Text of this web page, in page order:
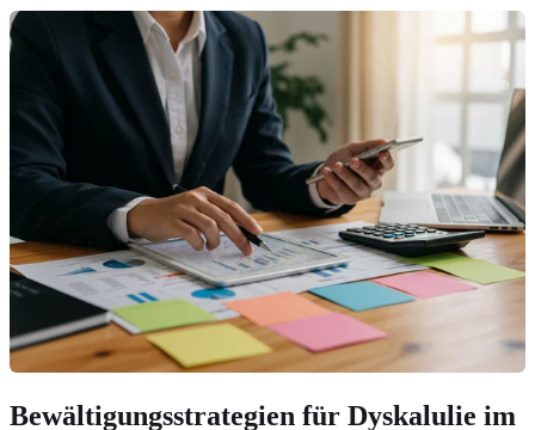
Bewältigungsstrategien für Dyskalulie im